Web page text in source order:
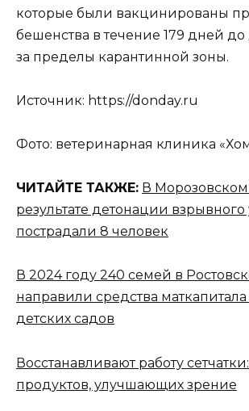
которые были вакцинированы
бешенства в течение 179 дней до
за пределы карантинной зоны.
Источник: https://donday.ru
Фото: ветеринарная клиника
ЧИТАЙТЕ ТАКЖЕ: В
результате детонации взрывного
пострадали 8 человек
В 2024 году 240 семей в
направили средства маткапитала
детских садов
Восстанавливают работу
продуктов, улучшающих зрение